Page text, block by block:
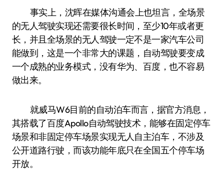
事实上，沈晖在媒体沟通会上也坦言，全场景
的无人驾驶实现还需要很长时间，至少10年或者更
长，并且全场景的无人驾驶一定不是一家汽车公司
能做到，这是一个非常大的课题，自动驾驶要变成
一个成熟的业务模式，没有华为、百度，也不容易
做出来。
就威马W6目前的自动泊车而言，据官方消息，
其搭载了百度Apollo自动驾驶技术，能够在固定停车
场景和非固定停车场景实现无人自主泊车，不涉及
公开道路行驶，而该功能年底只在全国五个停车场
开放。